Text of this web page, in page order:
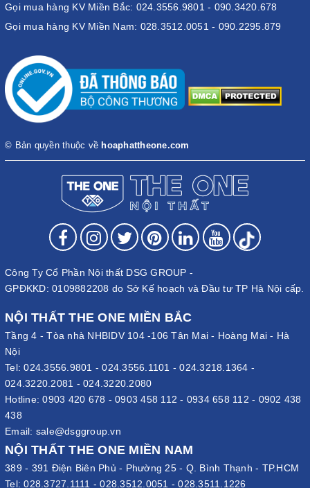
Gọi mua hàng KV Miền Bắc: 024.3556.9801 - 090.3420.678
Gọi mua hàng KV Miền Nam: 028.3512.0051 - 090.2295.879
© Bản quyền thuộc về hoaphattheone.com
Công Ty Cổ Phần Nội thất DSG GROUP -
GPĐKKD: 0109882208 do Sở Kế hoạch và Đầu tư TP Hà Nội cấp.
NỘI THẤT THE ONE MIỀN BẮC
Tầng 4 - Tòa nhà NHBIDV 104 -106 Tân Mai - Hoàng Mai - Hà
Nội
Tel:024.3556.9801 -024.3556.1101 -024.3218.1364 -
024.3220.2081 - 024.3220.2080
Hotline:0903 420 678 - 0903 458 112 - 0934 658 112 - 0902 438
438
Email: sale@dsggroup.vn
NỘI THẤT THE ONE MIỀN NAM
389 - 391 Điện Biên Phủ - Phường 25 - Q. Bình Thạnh - TP.HCM
Tel:028.3727.1111 -028.3512.0051 -028.3511.1226